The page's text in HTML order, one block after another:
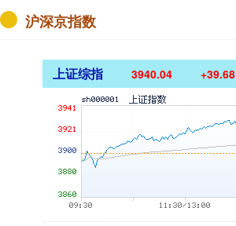
沪深京指数
上证综指 3940.04 +39.68